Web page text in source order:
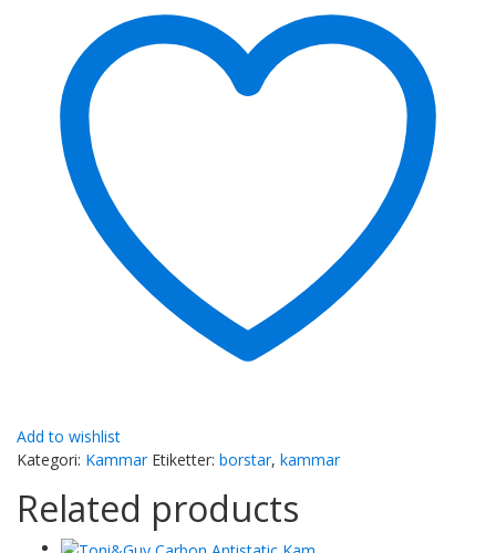
Add to wishlist
Kategori: Kammar Etiketter: borstar, kammar
Related products